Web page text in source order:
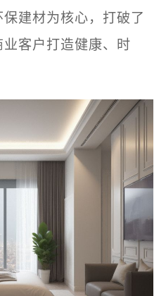
建材为核心，打破了
客户打造健康、时